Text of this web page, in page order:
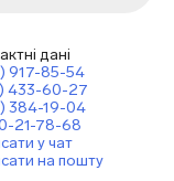
дані
917-85-54
433-60-27
384-19-04
21-78-68
у чат
на пошту